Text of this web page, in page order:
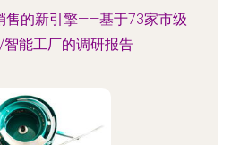
售的新引擎——基于73家市级
能工厂的调研报告